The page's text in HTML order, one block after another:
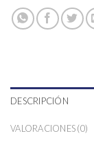
DESCRIPCIÓN
VALORACIONES (0)